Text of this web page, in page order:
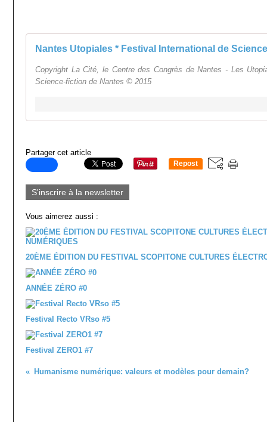
Copyright La Cité, le Centre des Congrès de Nantes - Les
Science-fiction de Nantes © 2015
Partager cet article
Repost
S'inscrire à la newsletter
Vous aimerez aussi :
20ÈME ÉDITION DU FESTIVAL SCOPITONE CULTURES
ANNÉE ZÉRO #0
Festival Recto VRso #5
Festival ZERO1 #7
Humanisme numérique: valeurs et modèles pour demain?